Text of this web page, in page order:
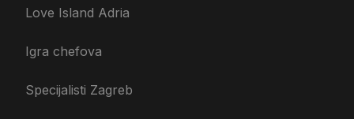
Love Island Adria
Igra chefova
Specijalisti Zagreb